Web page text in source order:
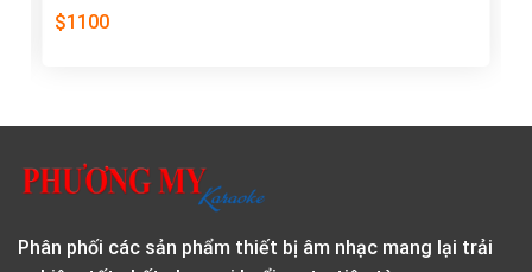
$1100
Phân phối các sản phẩm thiết bị âm nhạc mang lại trải